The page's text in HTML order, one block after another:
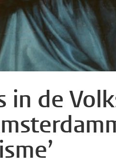
in de